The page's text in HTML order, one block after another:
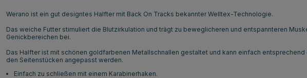
Werano ist ein gut designtes Halfter mit Back On Tracks bekannter Welltex-Technologie.
Das weiche Futter stimuliert die Blutzirkulation und trägt zu beweglicheren und entspannteren
Genickbereichen bei.
Das Halfter ist mit schönen goldfarbenen Metallschnallen gestaltet und kann einfach
den Seitenstücken angepasst werden.
Einfach zu schließen mit einem Karabinerhaken.